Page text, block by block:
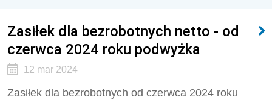
Zasiłek dla bezrobotnych netto - od
czerwca 2024 roku podwyżka
12 mar 2024
Zasiłek dla bezrobotnych od czerwca 2024 roku